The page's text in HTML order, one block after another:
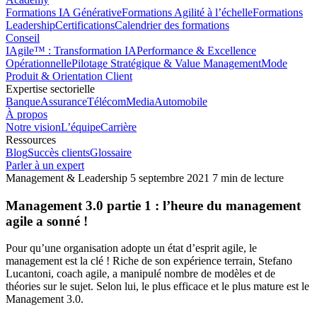
Formations IA GénérativeFormations Agilité à l’échelleFormations
LeadershipCertificationsCalendrier des formations
Conseil
IAgile™ : Transformation IAPerformance & Excellence
OpérationnellePilotage Stratégique & Value ManagementMode
Produit & Orientation Client
Expertise sectorielle
BanqueAssuranceTélécomMediaAutomobile
À propos
Notre visionL’équipeCarrière
Ressources
BlogSuccès clientsGlossaire
Parler à un expert
Management & Leadership 5 septembre 2021 7 min de lecture
Management 3.0 partie 1 : l’heure du management
agile a sonné !
Pour qu’une organisation adopte un état d’esprit agile, le
management est la clé ! Riche de son expérience terrain, Stefano
Lucantoni, coach agile, a manipulé nombre de modèles et de
théories sur le sujet. Selon lui, le plus efficace et le plus mature est le
Management 3.0.